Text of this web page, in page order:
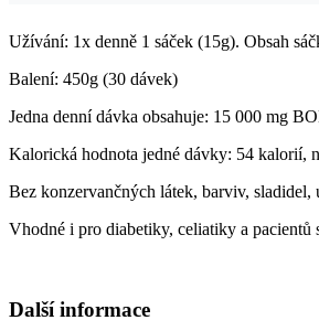
Užívání: 1x denně 1 sáček (15g). Obsah
Balení: 450g (30 dávek)
Jedna denní dávka obsahuje: 15 000 mg
Kalorická hodnota jedné dávky: 54 kalorií,
Bez konzervančných látek, barviv,
Vhodné i pro diabetiky, celiatiky a pacientů
Další informace